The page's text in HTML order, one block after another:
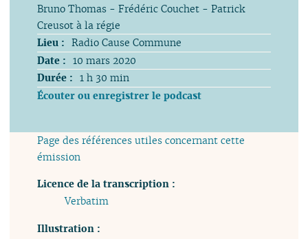
Bruno Thomas - Frédéric Couchet - Patrick
Creusot à la régie
Lieu : Radio Cause Commune
Date : 10 mars 2020
Durée : 1 h 30 min
Écouter ou enregistrer le podcast
Page des références utiles concernant cette
émission
Licence de la transcription :
Verbatim
Illustration :